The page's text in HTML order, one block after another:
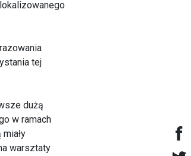
tej
dużą
w ramach
warsztaty